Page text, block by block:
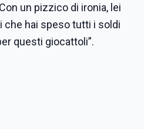
un pizzico di ironia, lei
che hai speso tutti i soldi
questi giocattoli”.